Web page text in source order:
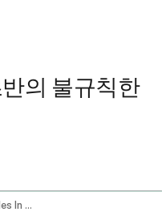
의 불규칙한
Irregular Menstrual Cycles In Women Aged 17 25